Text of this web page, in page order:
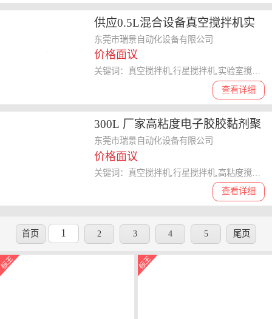
供应0.5L混合设备真空搅拌机实
验室搅拌机 高粘度物料搅拌机
东莞市瑞景自动化设备有限公司
价格面议
查看详细
关键词：真空搅拌机,行星搅拌机,实验室搅拌机,高粘度搅拌机,真空混合机
300L 厂家高粘度电子胶胶黏剂聚
氨酯密封胶真空分散脱泡搅拌机
东莞市瑞景自动化设备有限公司
价格面议
查看详细
首页 1 2 3 4 5 尾页